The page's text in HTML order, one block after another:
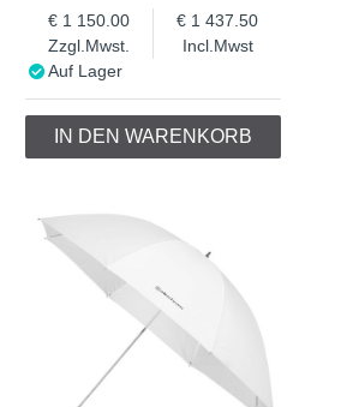
Zzgl.Mwst.
1 150.00
Incl.Mwst
1 437.50
Auf Lager
IN DEN WARENKORB